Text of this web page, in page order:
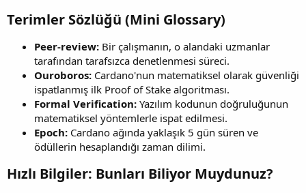
Terimler Sözlüğü (Mini Glossary)​
Peer-review: Bir çalışmanın, o alandaki uzmanlar
tarafından tarafsızca denetlenmesi süreci.
Ouroboros: Cardano'nun matematiksel olarak güvenliği
ispatlanmış ilk Proof of Stake algoritması.
Formal Verification: Yazılım kodunun doğruluğunun
matematiksel yöntemlerle ispat edilmesi.
Epoch: Cardano ağında yaklaşık 5 gün süren ve
ödüllerin hesaplandığı zaman dilimi.
Hızlı Bilgiler: Bunları Biliyor Muydunuz?​